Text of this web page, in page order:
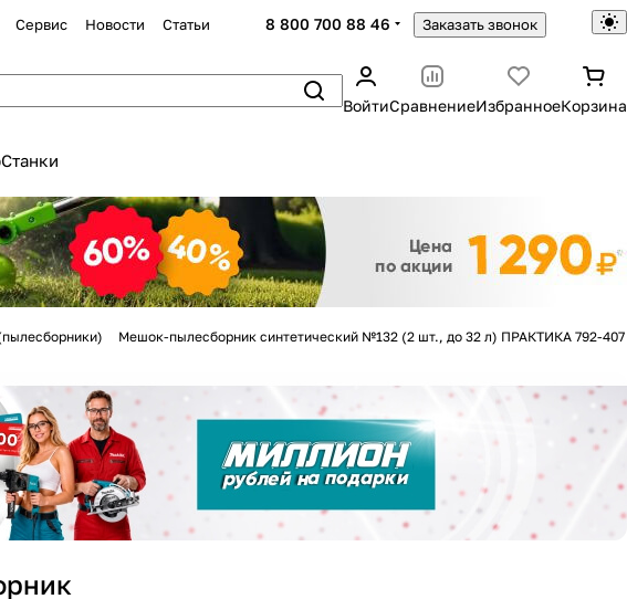
Сервис Новости Статьи 8 800 700 88 46 Заказать звонок
ВойтиСравнениеИзбранноеКорзина
Станки
Мешок-пылесборник синтетический №132 (2 шт., до 32 л) ПРАКТИКА 792-407